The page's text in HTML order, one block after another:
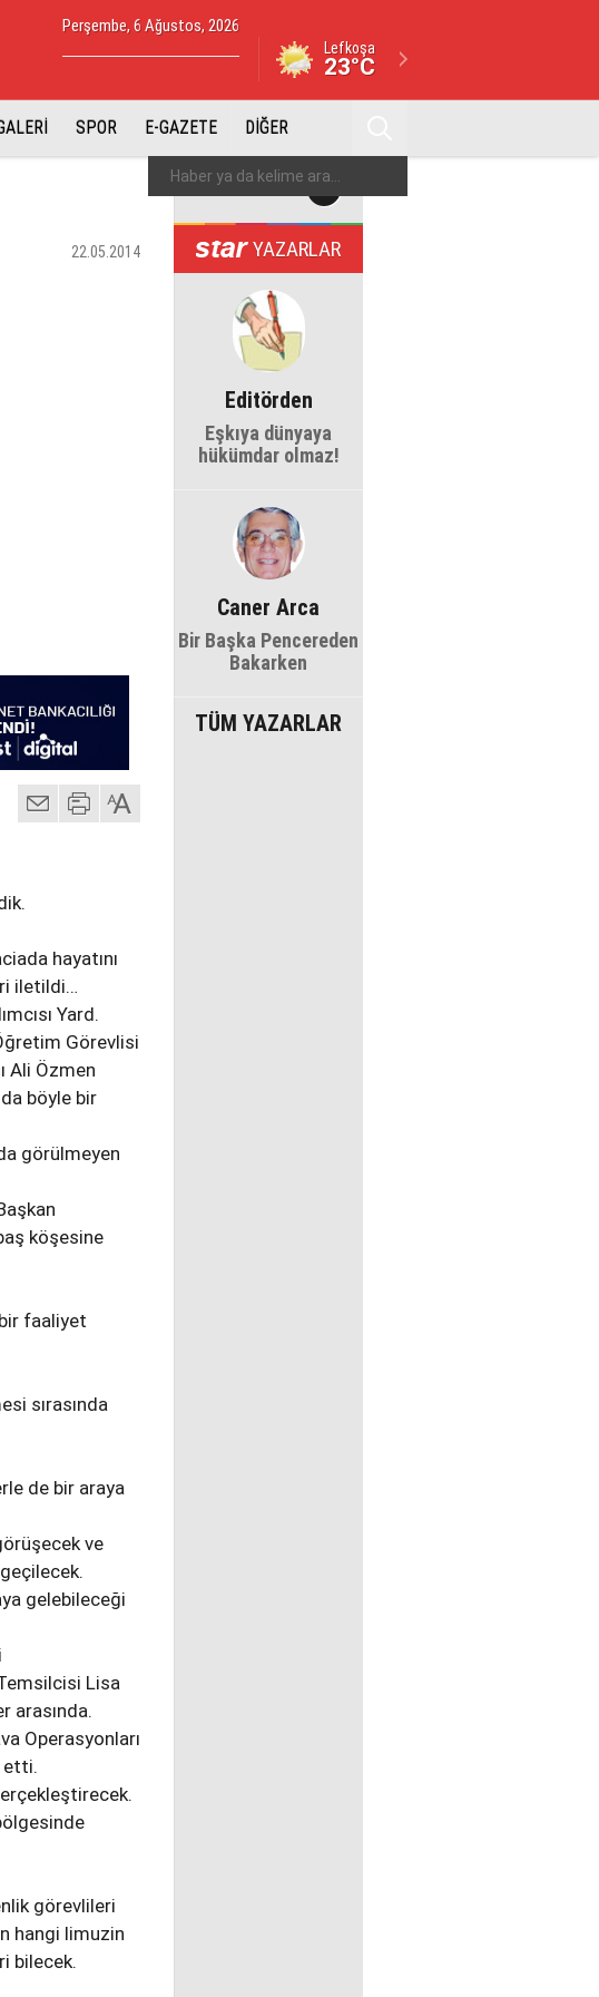
Perşembe, 6 Ağustos, 2026
Lefkoşa
23°C
SPOR E-GAZETE DİĞER
22.05.2014
hayatını
iletildi…
Yard.
Görevlisi
Ali Özmen
böyle bir
görülmeyen
köşesine
bir faaliyet
sırasında
de bir araya
ve
gelebileceği
Temsilcisi Lisa
arasında.
Operasyonları
etti.
görevlileri
hangi limuzin
bilecek.
YAZARLAR
Editörden
Eşkıya dünyaya
hükümdar olmaz!
Caner Arca
Bir Başka Pencereden
Bakarken
TÜM YAZARLAR